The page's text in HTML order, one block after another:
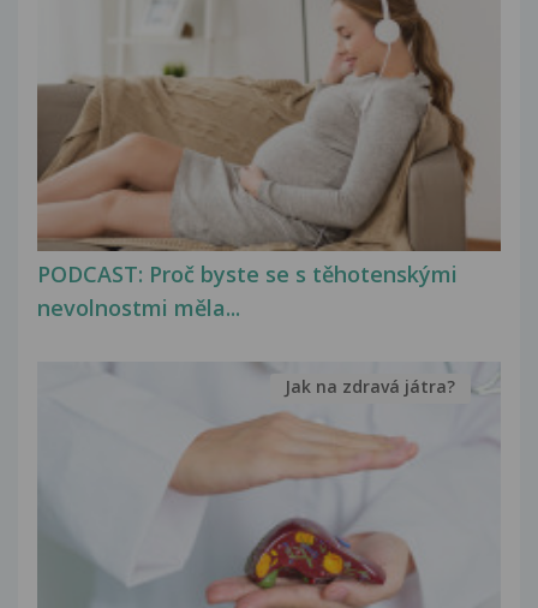
PODCAST: Proč byste se s těhotenskými
nevolnostmi měla...
Jak na zdravá játra?